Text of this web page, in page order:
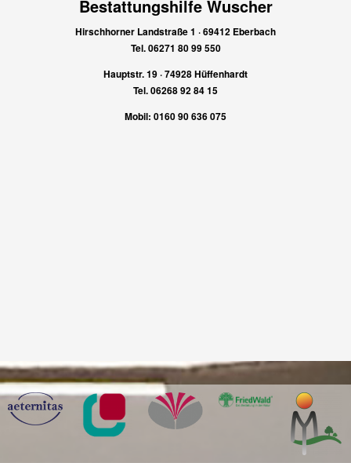
Bestattungshilfe Wuscher
Hirschhorner Landstraße 1 · 69412 Eberbach
Tel. 06271 80 99 550
Hauptstr. 19 · 74928 Hüffenhardt
Tel. 06268 92 84 15
Mobil: 0160 90 636 075